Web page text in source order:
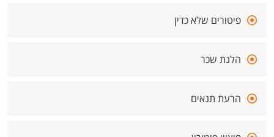
פיטורים שלא כדין
הלנת שכר
הרעת תנאים